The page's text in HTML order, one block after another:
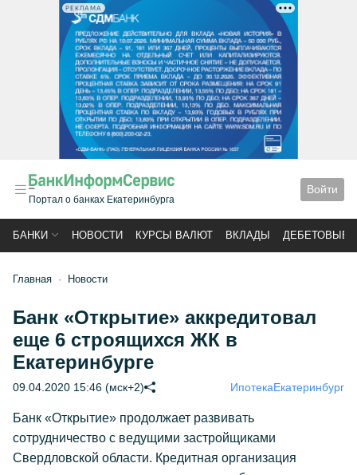
РЕКЛАМА
Портал о банках Екатеринбурга
Войти
БАНКИ НОВОСТИ КУРСЫ ВАЛЮТ ВКЛАДЫ ДЕБЕТОВЫЕ
Главная Новости
Банк «Открытие» аккредитовал
еще 6 строящихся ЖК в
Екатеринбурге
09.04.2020 15:46 (мск+2) ИпотекаЕкатеринбург
Банк «Открытие» продолжает развивать
сотрудничество с ведущими застройщиками
Свердловской области. Кредитная организация